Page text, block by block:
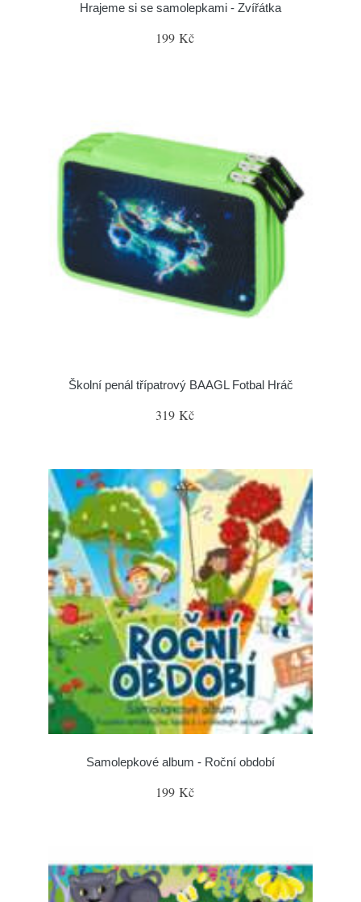
Hrajeme si se samolepkami - Zvířátka
199 Kč
Školní penál třípatrový BAAGL Fotbal Hráč
319 Kč
Samolepkové album - Roční období
199 Kč